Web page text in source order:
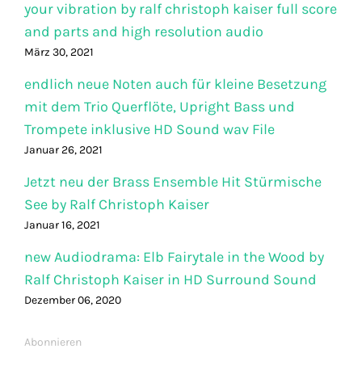
your vibration by ralf christoph kaiser full score
and parts and high resolution audio
März 30, 2021
endlich neue Noten auch für kleine Besetzung
mit dem Trio Querflöte, Upright Bass und
Trompete inklusive HD Sound wav File
Januar 26, 2021
Jetzt neu der Brass Ensemble Hit Stürmische
See by Ralf Christoph Kaiser
Januar 16, 2021
new Audiodrama: Elb Fairytale in the Wood by
Ralf Christoph Kaiser in HD Surround Sound
Dezember 06, 2020
Abonnieren